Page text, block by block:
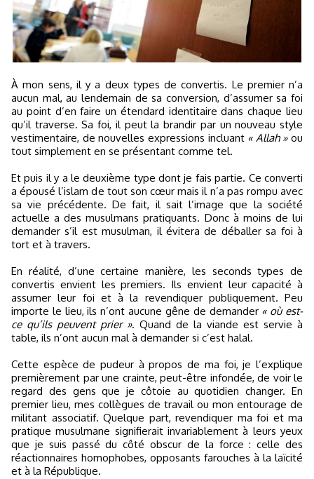
À mon sens, il y a deux types de convertis. Le premier n’a
aucun mal, au lendemain de sa conversion, d’assumer sa foi
au point d’en faire un étendard identitaire dans chaque lieu
qu’il traverse. Sa foi, il peut la brandir par un nouveau style
vestimentaire, de nouvelles expressions incluant « Allah »ou
tout simplement en se présentant comme tel.
Et puis il y a le deuxième type dont je fais partie. Ce converti
a épousé l’islam de tout son cœur mais il n’a pas rompu avec
sa vie précédente. De fait, il sait l’image que la société
actuelle a des musulmans pratiquants. Donc à moins de lui
demander s’il est musulman, il évitera de déballer sa foi à
tort et à travers.
En réalité, d’une certaine manière, les seconds types de
convertis envient les premiers. Ils envient leur capacité à
assumer leur foi et à la revendiquer publiquement. Peu
importe le lieu, ils n’ont aucune gêne de demander « où est-
ce qu’ils peuvent prier ». Quand de la viande est servie à
table, ils n’ont aucun mal à demander si c’est halal.
Cette espèce de pudeur à propos de ma foi, je l’explique
premièrement par une crainte, peut-être infondée, de voir le
regard des gens que je côtoie au quotidien changer. En
premier lieu, mes collègues de travail ou mon entourage de
militant associatif. Quelque part, revendiquer ma foi et ma
pratique musulmane signifierait invariablement à leurs yeux
que je suis passé du côté obscur de la force : celle des
réactionnaires homophobes, opposants farouches à la laïcité
et à la République.